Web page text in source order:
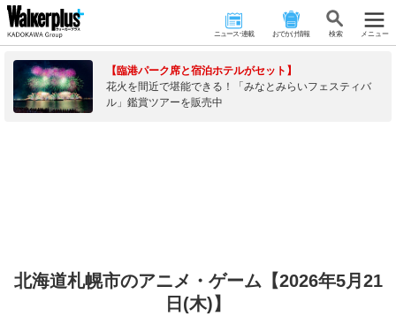
ニュース･連載 おでかけ情報 検 索 メニュー
【臨港パーク席と宿泊ホテルがセット】
花火を間近で堪能できる！「みなとみらいフェスティバ
ル」鑑賞ツアーを販売中
北海道札幌市のアニメ・ゲーム【2026年5月21
日(木)】